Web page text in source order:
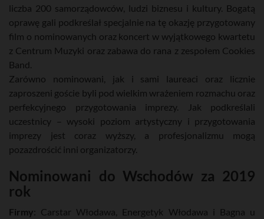
liczba 200 samorządowców, ludzi biznesu i kultury. Bogatą
oprawę gali podkreślał specjalnie na tę okazję przygotowany
film o nominowanych oraz koncert w wyjątkowego kwartetu
z Centrum Muzyki oraz zabawa do rana z zespołem Cookies
Band.
Zarówno nominowani, jak i sami laureaci oraz licznie
zaproszeni goście byli pod wielkim wrażeniem rozmachu oraz
perfekcyjnego przygotowania imprezy. Jak podkreślali
uczestnicy – wysoki poziom artystyczny i przygotowania
imprezy jest coraz wyższy, a profesjonalizmu mogą
pozazdrościć inni organizatorzy.
Nominowani do Wschodów za 2019
rok
Firmy: Carstar Włodawa, Energetyk Włodawa i Bagna u